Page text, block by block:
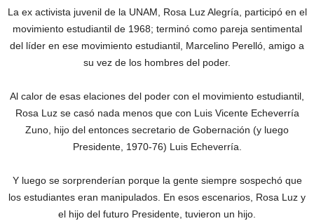
La ex activista juvenil de la UNAM, Rosa Luz Alegría, participó en el
movimiento estudiantil de 1968; terminó como pareja sentimental
del líder en ese movimiento estudiantil, Marcelino Perelló, amigo a
su vez de los hombres del poder.
Al calor de esas elaciones del poder con el movimiento estudiantil,
Rosa Luz se casó nada menos que con Luis Vicente Echeverría
Zuno, hijo del entonces secretario de Gobernación (y luego
Presidente, 1970-76) Luis Echeverría.
Y luego se sorprenderían porque la gente siempre sospechó que
los estudiantes eran manipulados. En esos escenarios, Rosa Luz y
el hijo del futuro Presidente, tuvieron un hijo.